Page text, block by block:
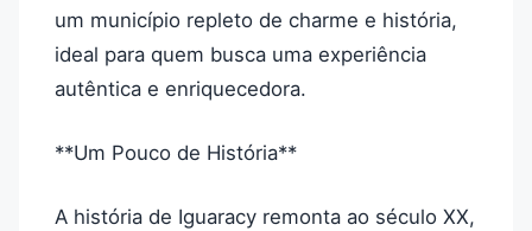
um município repleto de charme e história,
ideal para quem busca uma experiência
autêntica e enriquecedora.
**Um Pouco de História**
A história de Iguaracy remonta ao século XX,